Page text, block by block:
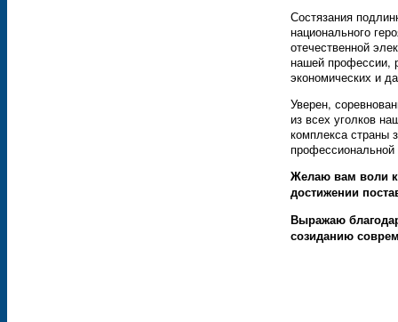
Состязания
национального
отечественной
нашей профессии,
экономических и
Уверен,
из всех уголков
комплекса страны
профессиональной
Желаю вам воли к
достижении
Выражаю
созиданию